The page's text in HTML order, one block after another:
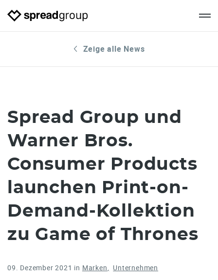
Zeige alle News
Spread Group und
Warner Bros.
Consumer Products
launchen Print-on-
Demand-Kollektion
zu Game of Thrones
09. Dezember 2021 in Marken Unternehmen